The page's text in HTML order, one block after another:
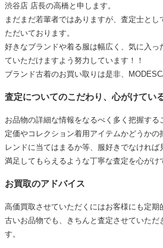
渋谷店 店長の高橋と申します。
まだまだ若輩者ではありますが、査定士と
ただいております。
好きなブランドや着る服は幅広く、気に入
ていただけますよう努力しています！！
ブランド古着のお買い取りは是非、
査定についてのこだわり、心がけてい
お品物の詳細な情報をなるべく多く把握する
定価やコレクション着用アイテムかどうか
レンドに当てはまるか等、服好きでなけれ
満足してもらえるような丁寧な査定を心がけ
お買取のアドバイス
高価買取させていただくにはお客様にも定期
古いお品物でも、きちんと査定させていた
す。